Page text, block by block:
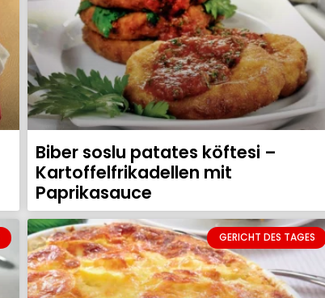
Biber soslu patates köftesi –
Kartoffelfrikadellen mit
Paprikasauce
GERICHT DES TAGES